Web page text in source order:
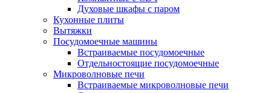
Духовые шкафы с паром
Кухонные плиты
Вытяжки
Посудомоечные машины
Встраиваемые посудомоечные
Отдельностоящие посудомоечные
Микроволновые печи
Встраиваемые микроволновые печи